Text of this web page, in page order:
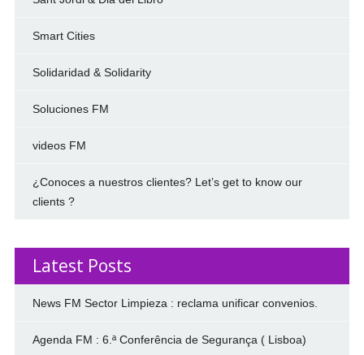
Smart Cities
Solidaridad & Solidarity
Soluciones FM
videos FM
¿Conoces a nuestros clientes? Let’s get to know our
clients ?
Latest Posts
News FM Sector Limpieza : reclama unificar convenios.
Agenda FM : 6.ª Conferência de Segurança ( Lisboa)